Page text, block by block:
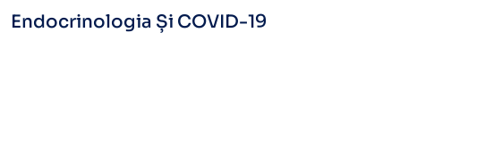
Endocrinologia Și COVID-19